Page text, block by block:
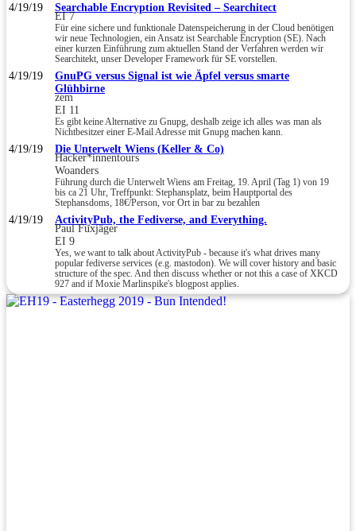
4/19/19 Searchable Encryption Revisited – Searchitect
EI 7
Für eine sichere und funktionale Datenspeicherung in der Cloud benötigen
wir neue Technologien, ein Ansatz ist Searchable Encryption (SE). Nach
einer kurzen Einführung zum aktuellen Stand der Verfahren werden wir
Searchitekt, unser Developer Framework für SE vorstellen.
4/19/19
GnuPG versus Signal ist wie Äpfel versus smarte
Glühbirne
zem
EI 11
Es gibt keine Alternative zu Gnupg, deshalb zeige ich alles was man als
Nichtbesitzer einer E-Mail Adresse mit Gnupg machen kann.
4/19/19 Die Unterwelt Wiens (Keller & Co)
Hacker*innentours
Woanders
Führung durch die Unterwelt Wiens am Freitag, 19. April (Tag 1) von 19
bis ca 21 Uhr, Treffpunkt: Stephansplatz, beim Hauptportal des
Stephansdoms, 18€/Person, vor Ort in bar zu bezahlen
4/19/19 ActivityPub, the Fediverse, and Everything.
Paul Fuxjäger
EI 9
Yes, we want to talk about ActivityPub - because it's what drives many
popular fediverse services (e.g. mastodon). We will cover history and basic
structure of the spec. And then discuss whether or not this a case of XKCD
927 and if Moxie Marlinspike's blogpost applies.